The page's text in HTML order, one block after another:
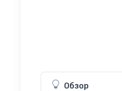
Обзор